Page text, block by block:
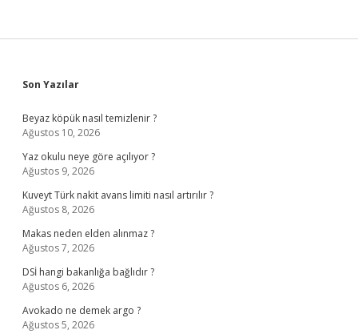
Sidebar
Son Yazılar
Beyaz köpük nasıl temizlenir ?
Ağustos 10, 2026
Yaz okulu neye göre açılıyor ?
Ağustos 9, 2026
Kuveyt Türk nakit avans limiti nasıl artırılır ?
Ağustos 8, 2026
Makas neden elden alınmaz ?
Ağustos 7, 2026
DSİ hangi bakanlığa bağlıdır ?
Ağustos 6, 2026
Avokado ne demek argo ?
Ağustos 5, 2026